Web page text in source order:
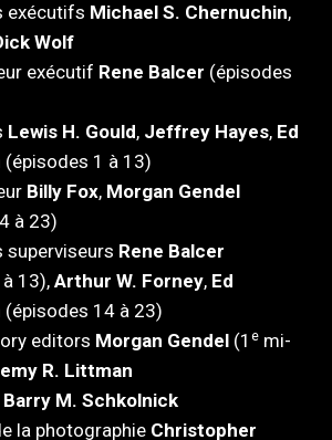
exécutifs Michael S. Chernuchin,
Wolf
exécutif Rene Balcer (épisodes
Lewis H. Gould, Jeffrey Hayes, Ed
(épisodes 1 à 13)
Billy Fox, Morgan Gendel
à 23)
superviseurs Rene Balcer
13), Arthur W. Forney, Ed
(épisodes 14 à 23)
editors Morgan Gendel (1 e mi-
R. Littman
Barry M. Schkolnick
la photographie Christopher